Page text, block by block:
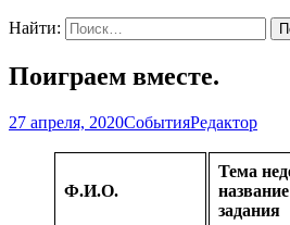
Найти:
Поиграем вместе.
27 апреля, 2020СобытияРедактор
Ф.И.О.
Тема
название
задания